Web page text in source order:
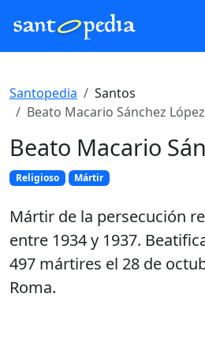
Santopedia
Santos
Beato Macario Sánchez
Beato Macario
Religioso Mártir
Mártir de la persecución
entre 1934 y 1937.
497 mártires el 28 de
Roma.